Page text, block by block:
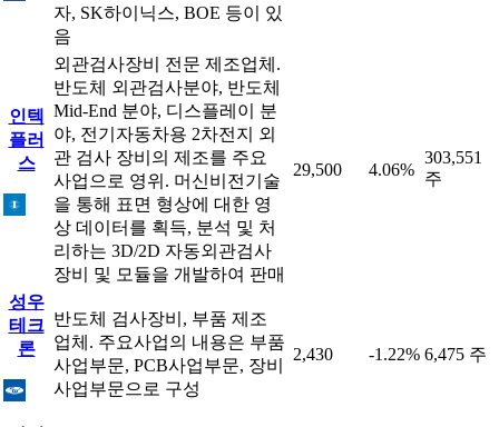
자, SK하이닉스, BOE 등이 있
음
인텍
플러
스
외관검사장비 전문 제조업체.
반도체 외관검사분야, 반도체
Mid-End 분야, 디스플레이 분
야, 전기자동차용 2차전지 외
관 검사 장비의 제조를 주요
사업으로 영위. 머신비전기술
을 통해 표면 형상에 대한 영
상 데이터를 획득, 분석 및 처
리하는 3D/2D 자동외관검사
장비 및 모듈을 개발하여 판매
29,500 4.06%
303,551
주
성우
테크
론
반도체 검사장비, 부품 제조
업체. 주요사업의 내용은 부품
사업부문, PCB사업부문, 장비
사업부문으로 구성
2,430 -1.22% 6,475 주